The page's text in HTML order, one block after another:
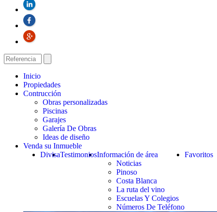
Inicio
Propiedades
Contrucción
Obras personalizadas
Piscinas
Garajes
Galería De Obras
Ideas de diseño
Venda su Inmueble
Favoritos
Información de área
Noticias
Pinoso
Costa Blanca
La ruta del vino
Escuelas Y Colegios
Números De Teléfono
Testimonios
Divisa